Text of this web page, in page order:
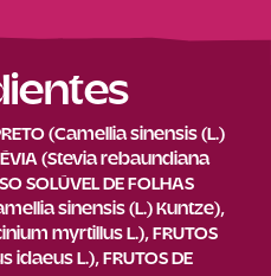
(Camellia sinensis (L.)
(Stevia rebaundiana
SOLÚVEL DE FOLHAS
sinensis (L.) Kuntze),
myrtillus L.), FRUTOS
idaeus L.), FRUTOS DE